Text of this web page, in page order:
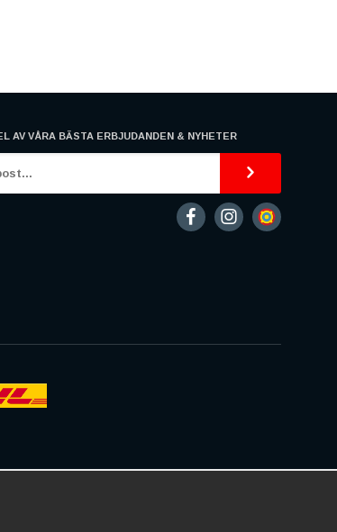
AV VÅRA BÄSTA ERBJUDANDEN & NYHETER